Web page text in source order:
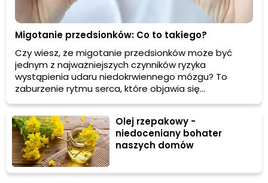
Migotanie przedsionków: Co to takiego?
Czy wiesz, że migotanie przedsionków może być
jednym z najważniejszych czynników ryzyka
wystąpienia udaru niedokrwiennego mózgu? To
zaburzenie rytmu serca, które objawia się
przyspieszonym, niemiarowym biciem serca i może
powodować uczucie kołatania w klatce piersiowej. W
tym artykule dowiesz się więcej o przyczynach,
objawach i sposobach leczenia migotania
przedsionków.
Olej rzepakowy -
niedoceniany bohater
naszych domów